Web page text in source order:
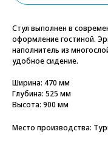
Стул выполнен в
оформление гостиной.
наполнитель из
удобное сидение.
Ширина: 470 мм
Глубина: 525 мм
Высота: 900 мм
Место производства: